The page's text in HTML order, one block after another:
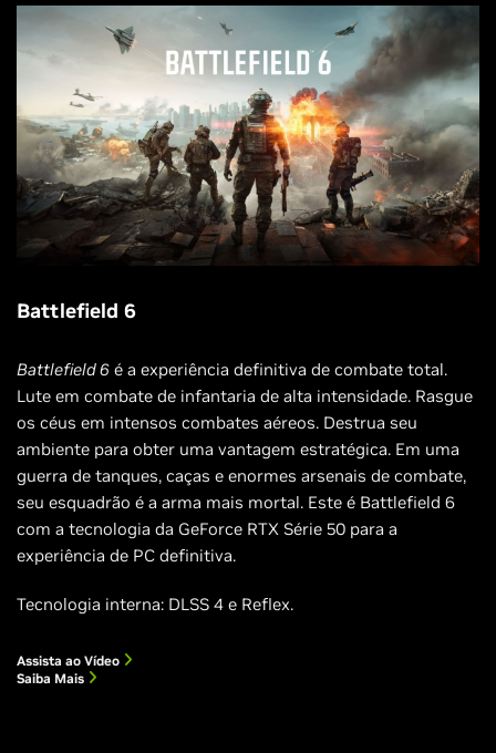
Battlefield 6
Battlefield 6 é a experiência definitiva de combate total.
Lute em combate de infantaria de alta intensidade. Rasgue
os céus em intensos combates aéreos. Destrua seu
ambiente para obter uma vantagem estratégica. Em uma
guerra de tanques, caças e enormes arsenais de combate,
seu esquadrão é a arma mais mortal. Este é Battlefield 6
com a tecnologia da GeForce RTX Série 50 para a
experiência de PC definitiva.
Tecnologia interna: DLSS 4 e Reflex.
Assista ao Vídeo
Saiba Mais